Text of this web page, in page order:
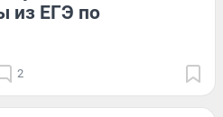
из ЕГЭ по
2